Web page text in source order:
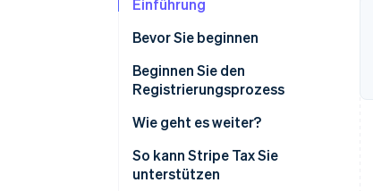
Einführung
Bevor Sie beginnen
Bestätigen Sie, dass Sie
registrierungspflichtig sind
Erfassen Sie die erforderlichen
Beginnen Sie den
Registrierungsprozess
Wie geht es weiter?
Verkaufssteuerberechnungen
für Michigan in Stripe Tax
So kann Stripe Tax Sie
unterstützen